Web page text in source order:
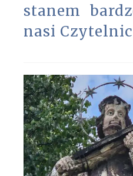
stanem
nasi